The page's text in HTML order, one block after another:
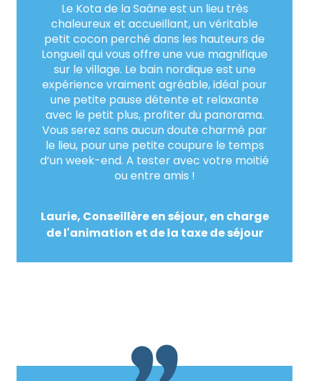
Le Kota de la Saâne est un lieu très
chaleureux et accueillant, un véritable
petit cocon perché dans les hauteurs de
Longueil qui vous offre une vue magnifique
sur le village. Le bain nordique est une
expérience vraiment agréable, idéal pour
une petite pause détente et relaxante
avec le petit plus, profiter du panorama.
Vous serez sans aucun doute charmé par
le lieu, pour une petite coupure le temps
d’un week-end. A tester avec votre moitié
ou entre amis !
Laurie, Conseillère en séjour, en charge
de l'animation et de la taxe de séjour